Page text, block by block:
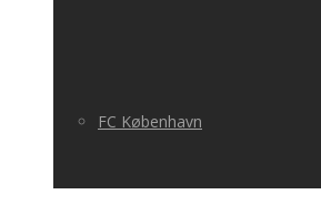
FC København